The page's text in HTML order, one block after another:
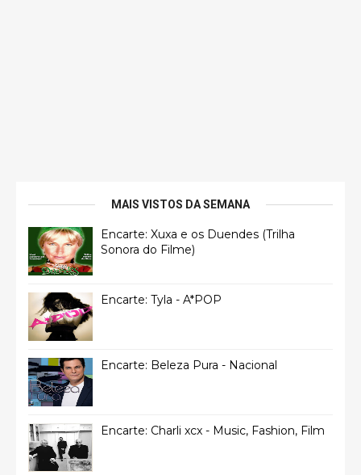
MAIS VISTOS DA SEMANA
Encarte: Xuxa e os Duendes (Trilha
Sonora do Filme)
Encarte: Tyla - A*POP
Encarte: Beleza Pura - Nacional
Encarte: Charli xcx - Music, Fashion, Film